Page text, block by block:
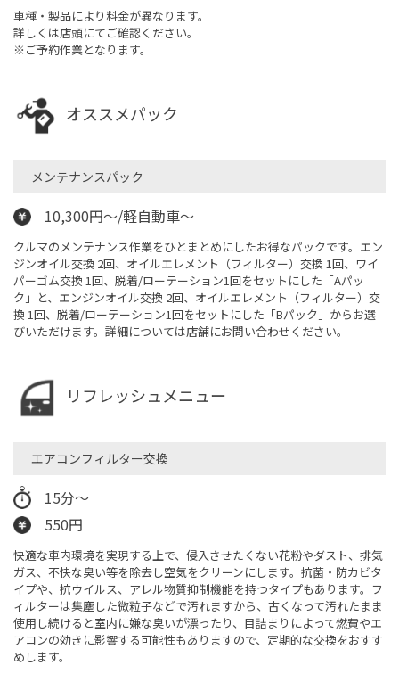
車種・製品により料金が異なります。
詳しくは店頭にてご確認ください。
※ご予約作業となります。
オススメパック
メンテナンスパック
10,300円～/軽自動車～
クルマのメンテナンス作業をひとまとめにしたお得なパックです。エン
ジンオイル交換 2回、オイルエレメント（フィルター）交換 1回、ワイ
パーゴム交換 1回、脱着/ローテーション1回をセットにした「Aパッ
ク」と、エンジンオイル交換 2回、オイルエレメント（フィルター）交
換 1回、脱着/ローテーション1回をセットにした「Bパック」からお選
びいただけます。詳細については店舗にお問い合わせください。
リフレッシュメニュー
エアコンフィルター交換
15分～
550円
快適な車内環境を実現する上で、侵入させたくない花粉やダスト、排気
ガス、不快な臭い等を除去し空気をクリーンにします。抗菌・防カビタ
イプや、抗ウイルス、アレル物質抑制機能を持つタイプもあります。フ
ィルターは集塵した微粒子などで汚れますから、古くなって汚れたまま
使用し続けると室内に嫌な臭いが漂ったり、目詰まりによって燃費やエ
アコンの効きに影響する可能性もありますので、定期的な交換をおすす
めします。